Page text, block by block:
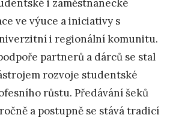
i zaměstnanecké
ve výuce a iniciativy s
i regionální komunitu.
partnerů a dárců se stal
rozvoje studentské
růstu. Předávání šeků
a postupně se stává tradicí